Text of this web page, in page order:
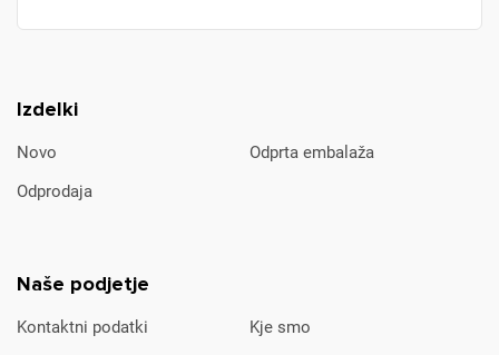
Izdelki
Novo
Odprta embalaža
Odprodaja
Naše podjetje
Kontaktni podatki
Kje smo